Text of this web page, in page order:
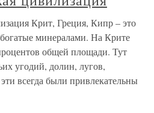
Крит, Греция, Кипр – это
минералами. На Крите
общей площади. Тут
угодий, долин, лугов,
всегда были привлекательны